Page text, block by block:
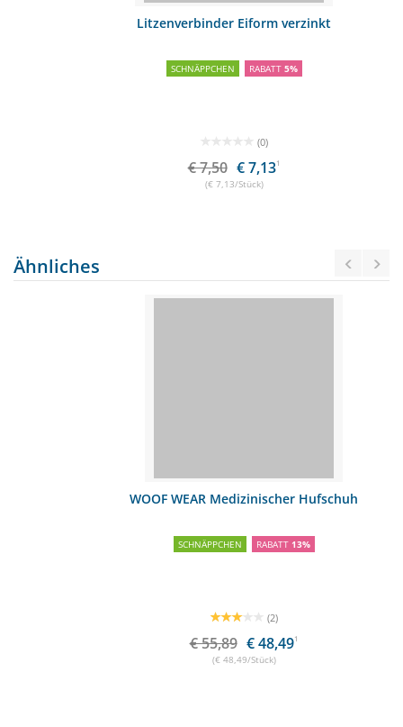
Litzenverbinder Eiform verzinkt
SCHNÄPPCHEN RABATT5%
€ 7,50 € 7,131
(€ 7,13/Stück)
Ähnliches
WOOF WEAR Medizinischer Hufschuh
SCHNÄPPCHEN RABATT 13%
(2)
€ 55,89 € 48,491
(€ 48,49/Stück)